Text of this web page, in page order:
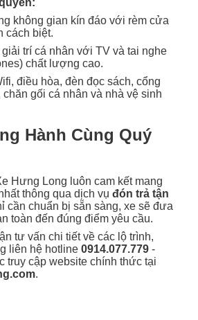
không gian kín đáo với rèm cửa
cách biệt.
giải trí cá nhân với TV và tai nghe
chất lượng cao.
điều hòa, đèn đọc sách, cổng
chăn gối cá nhân và nhà vệ sinh
Hành Cùng Quý
Hưng Long luôn cam kết mang
thông qua dịch vụ đón trả tận
cần chuẩn bị sẵn sàng, xe sẽ đưa
toàn đến đúng điểm yêu cầu.
tư vấn chi tiết về các lộ trình,
liên hệ hotline 0914.077.779 -
truy cập website chính thức tại
.